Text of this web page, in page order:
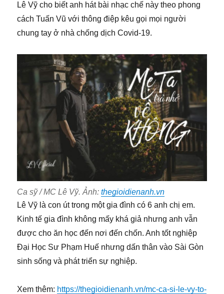
Lê Vỹ cho biết anh hát bài nhạc chế này theo phong
cách Tuấn Vũ với thông điệp kêu gọi mọi người
chung tay ở nhà chống dịch Covid-19.
Ca sỹ / MC Lê Vỹ. Ảnh:thegioidienanh.vn
Lê Vỹ là con út trong một gia đình có 6 anh chị em.
Kinh tế gia đình không mấy khá giả nhưng anh vẫn
được cho ăn học đến nơi đến chốn. Anh tốt nghiệp
Đại Học Sư Phạm Huế nhưng dấn thân vào Sài Gòn
sinh sống và phát triển sự nghiệp.
Xem thêm: https://thegioidienanh.vn/mc-ca-si-le-vy-to-